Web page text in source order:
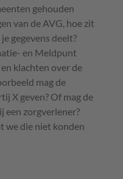
gehouden
van de AVG , hoe zit
gegevens deelt?
en Meldpunt
klachten over de
mag de
X geven? Of mag de
een zorgverlener?
we die niet konden